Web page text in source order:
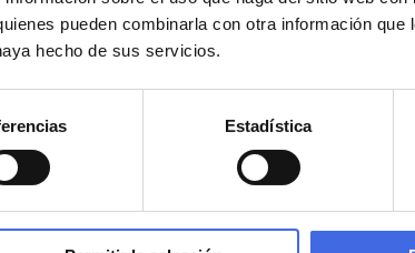
pueden combinarla con otra información que
hecho de sus servicios.
Estadística
de cada explotación agrícola, así como
primaria, sector vitivinícola,
deberán consignar electrónicamente los
parcela agrícola y los tratamientos